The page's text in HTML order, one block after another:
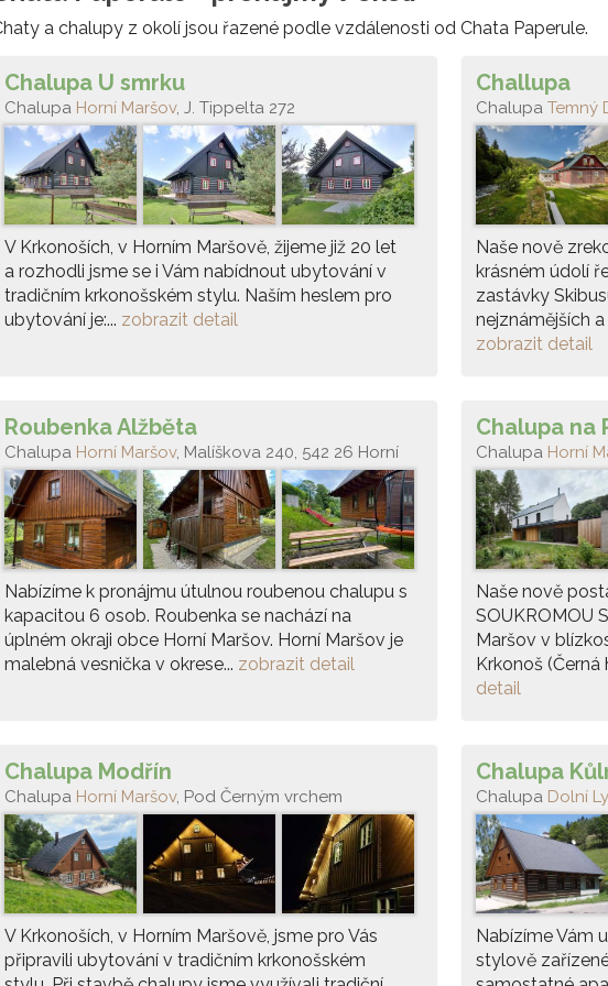
a chalupy z okolí jsou řazené podle vzdálenosti od Chata Paperule.
Chalupa U smrku
Chalupa Horní Maršov, J. Tippelta 272
V Krkonoších, v Horním Maršově, žijeme již 20 let
a rozhodli jsme se i Vám nabídnout ubytování v
tradičním krkonošském stylu. Naším heslem pro
ubytování je:... zobrazit detail
Challupa
Chalupa Temný
Naše nově
krásném údolí
zastávky
nejznámějších
zobrazit detail
Roubenka Alžběta
Chalupa Horní Maršov, Malíškova 240, 542 26 Horní
Maršov
Nabízíme k pronájmu útulnou roubenou chalupu s
kapacitou 6 osob. Roubenka se nachází na
úplném okraji obce Horní Maršov. Horní Maršov je
malebná vesnička v okrese... zobrazit detail
Chalupa na
Chalupa Horní
Naše nově
SOUKROMOU
Maršov v
Krkonoš (Černá
detail
Chalupa Modřín
Chalupa Horní Maršov, Pod Černým vrchem
V Krkonoších, v Horním Maršově, jsme pro Vás
připravili ubytování v tradičním krkonošském
Chalupa
Chalupa Dolní
Nabízíme Vám
stylově